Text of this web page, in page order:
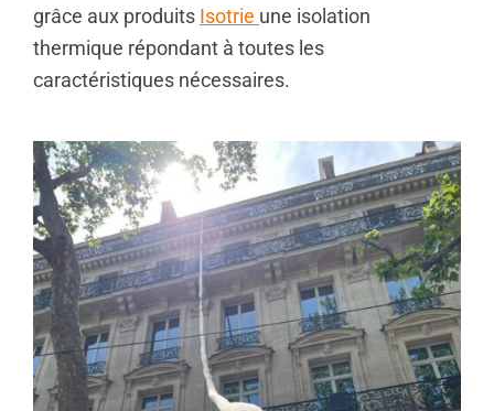
grâce aux produits Isotrie une isolation
thermique répondant à toutes les
caractéristiques nécessaires.